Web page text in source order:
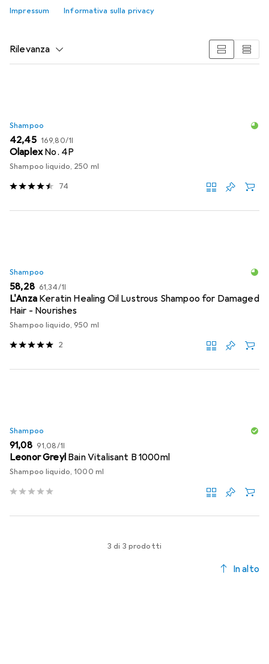
Impressum Informativa sulla privacy
Professional Igora Royal Take Over - 9.5-314 Dishelved
Rilevanza
Shampoo
EUR
42,45 EUR
169,80/1l
OlaplexNo. 4P
Shampoo liquido, 250 ml
74
Shampoo
EUR
58,28 EUR
61,34/1l
L'Anza Keratin Healing Oil Lustrous Shampoo for Damaged
Hair - Nourishes
Shampoo liquido, 950 ml
2
Shampoo
EUR
91,08 EUR
91,08/1l
Leonor Greyl Bain Vitalisant B 1000ml
Shampoo liquido, 1000 ml
3 di 3 prodotti
In alto